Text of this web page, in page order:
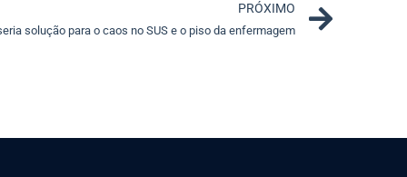
PRÓXIMO
solução para o caos no SUS e o piso da enfermagem